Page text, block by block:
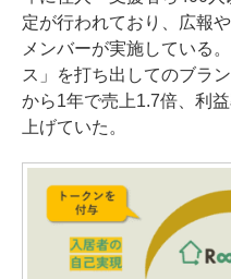
定が行われており、広報
メンバーが実施している
ス」を打ち出してのブラ
から1年で売上1.7倍、利
上げていた。